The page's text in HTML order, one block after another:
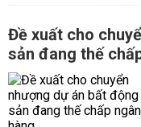
Đề xuất cho
sản đang thế